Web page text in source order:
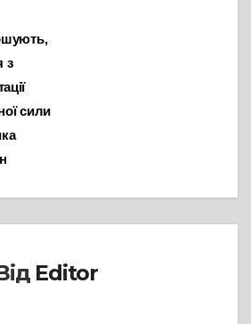
з
сили
Editor